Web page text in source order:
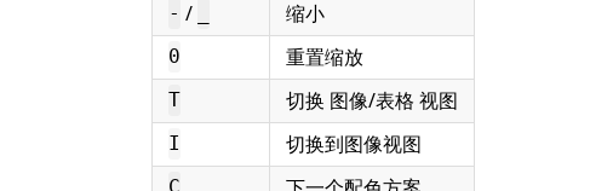
- / 缩小
0 重置缩放
T 切换 图像/表格 视图
I 切换到图像视图